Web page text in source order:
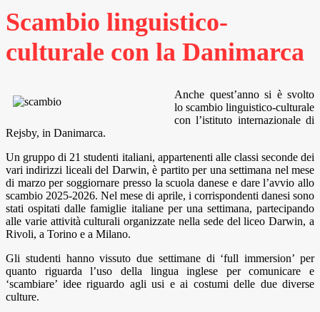
Scambio linguistico-
culturale con la Danimarca
Anche quest’anno si è svolto
lo scambio linguistico-culturale
con l’istituto internazionale di
Rejsby, in Danimarca.
Un gruppo di 21 studenti italiani, appartenenti alle classi seconde dei
vari indirizzi liceali del Darwin, è partito per una settimana nel mese
di marzo per soggiornare presso la scuola danese e dare l’avvio allo
scambio 2025-2026. Nel mese di aprile, i corrispondenti danesi sono
stati ospitati dalle famiglie italiane per una settimana, partecipando
alle varie attività culturali organizzate nella sede del liceo Darwin, a
Rivoli, a Torino e a Milano.
Gli studenti hanno vissuto due settimane di ‘full immersion’ per
quanto riguarda l’uso della lingua inglese per comunicare e
‘scambiare’ idee riguardo agli usi e ai costumi delle due diverse
culture.